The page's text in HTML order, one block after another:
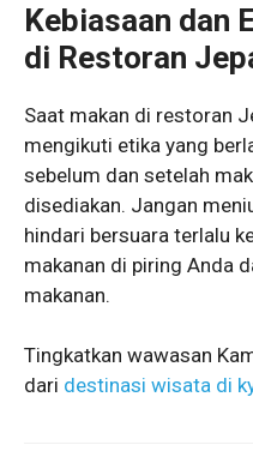
Kebiasaan dan
di Restoran
Saat makan di restoran
mengikuti etika yang
sebelum dan setelah
disediakan. Jangan
hindari bersuara terlalu
makanan di piring Anda
makanan.
Tingkatkan wawasan
dari destinasi wisata di